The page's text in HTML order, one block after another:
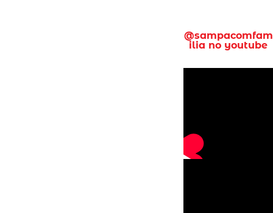
@sampacomfam
ilia no youtube